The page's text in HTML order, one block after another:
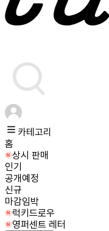
카테고리
홈
상시 판매
인기
공개예정
신규
마감임박
럭키드로우
영퍼센트 레터